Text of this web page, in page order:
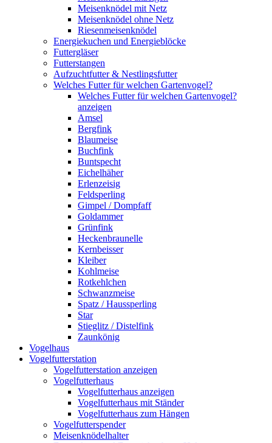
Meisenknödel mit Netz
Meisenknödel ohne Netz
Riesenmeisenknödel
Energiekuchen und Energieblöcke
Futtergläser
Futterstangen
Aufzuchtfutter & Nestlingsfutter
Welches Futter für welchen Gartenvogel?
Welches Futter für welchen Gartenvogel?
anzeigen
Amsel
Bergfink
Blaumeise
Buchfink
Buntspecht
Eichelhäher
Erlenzeisig
Feldsperling
Gimpel / Dompfaff
Goldammer
Grünfink
Heckenbraunelle
Kernbeisser
Kleiber
Kohlmeise
Rotkehlchen
Schwanzmeise
Spatz / Haussperling
Star
Stieglitz / Distelfink
Zaunkönig
Vogelhaus
Vogelfutterstation
Vogelfutterstation anzeigen
Vogelfutterhaus
Vogelfutterhaus anzeigen
Vogelfutterhaus mit Ständer
Vogelfutterhaus zum Hängen
Vogelfutterspender
Meisenknödelhalter